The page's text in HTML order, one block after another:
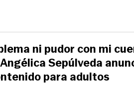
ni pudor con mi
Sepúlveda
para adultos